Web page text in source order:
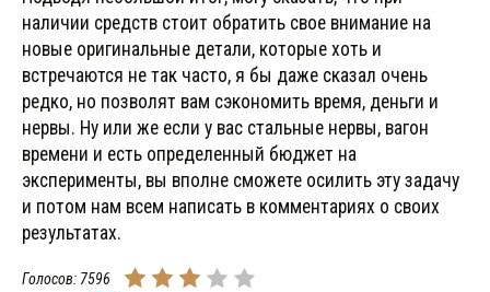
наличии средств стоит обратить свое внимание на
новые оригинальные детали, которые хоть и
встречаются не так часто, я бы даже сказал очень
редко, но позволят вам сэкономить время, деньги и
нервы. Ну или же если у вас стальные нервы, вагон
времени и есть определенный бюджет на
эксперименты, вы вполне сможете осилить эту задачу
и потом нам всем написать в комментариях о своих
результатах.
Голосов: 7596